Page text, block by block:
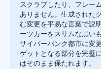
スクラブしたり、フレー
ありません。生成された
む変更を平易な言葉で説
ーツカーをスリムな黒い
サイバーパンク都市に変
ゲットとなる部分を完璧
はそのまま保たれます。